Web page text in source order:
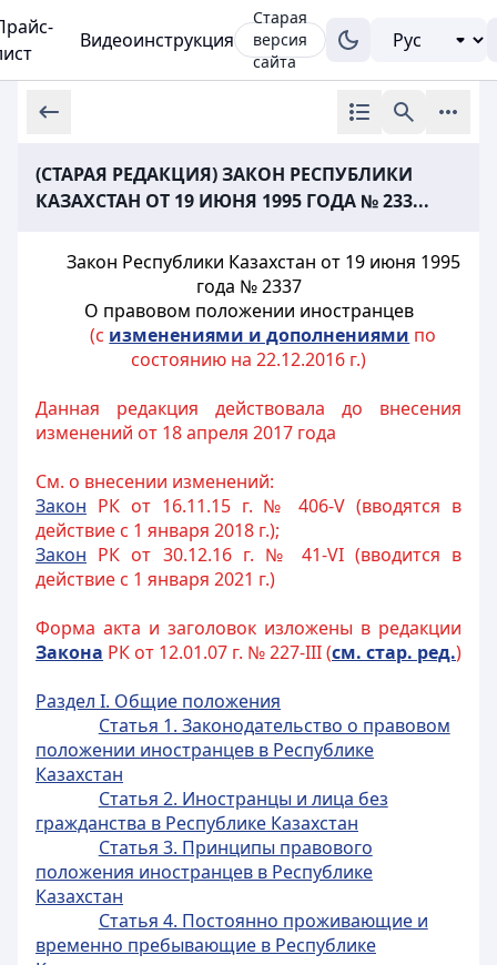
Видеоинструкция
Старая
версия
сайта
(СТАРАЯ РЕДАКЦИЯ) ЗАКОН РЕСПУБЛИКИ
КАЗАХСТАН ОТ 19 ИЮНЯ 1995 ГОДА № 233...
Закон Республики Казахстан от 19 июня 1995
года № 2337
О правовом положении иностранцев
(с изменениями и дополнениями по
состоянию на 22.12.2016 г.)
Данная редакция действовала до внесения
изменений от 18 апреля 2017 года
См. о внесении изменений:
Закон РК от 16.11.15 г. № 406-V (вводятся в
действие с 1 января 2018 г.);
Закон РК от 30.12.16 г. № 41-VI (вводится в
действие с 1 января 2021 г.)
Форма акта и заголовок изложены в редакции
Закона РК от 12.01.07 г. № 227-III (см. стар. ред.)
Раздел I. Общие положения
Статья 1. Законодательство о правовом
положении иностранцев в Республике
Казахстан
Статья 2. Иностранцы и лица без
гражданства в Республике Казахстан
Статья 3. Принципы правового
положения иностранцев в Республике
Казахстан
Статья 4. Постоянно проживающие и
временно пребывающие в Республике